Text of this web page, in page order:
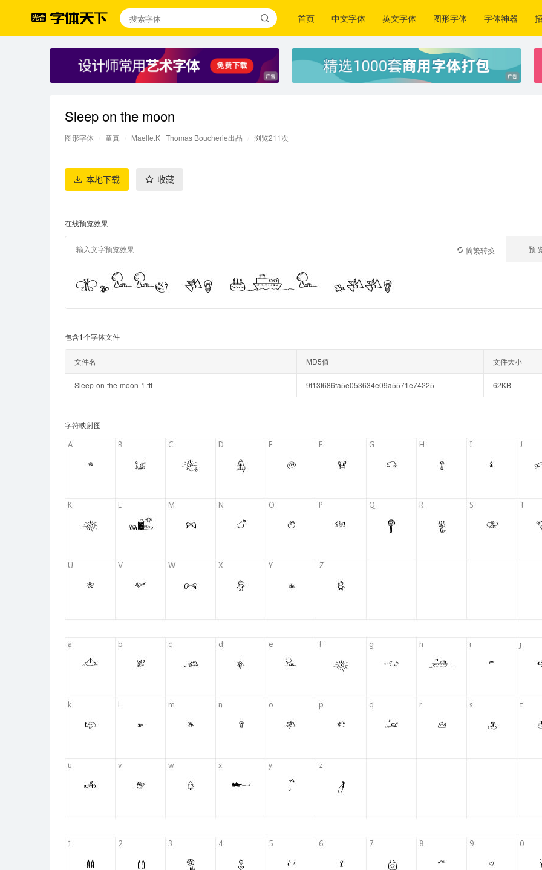
首页 中文字体 英文字体 图形字体 字体神器
Sleep on the moon
图形字体 童真 Maelle.K | Thomas Boucherie出品 浏览211次
本地下载 收藏
在线预览效果
预
简繁转换
包含1个字体文件
文件名 MD5值 文件大小
Sleep-on-the-moon-1.ttf 9f13f686fa5e053634e09a5571e74225 62KB
字符映射图